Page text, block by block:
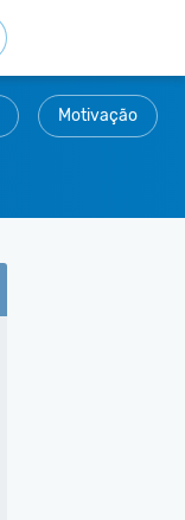
Motivação